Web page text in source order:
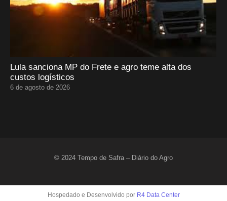
Lula sanciona MP do Frete e agro teme alta dos
custos logísticos
6 de agosto de 2026
© 2024 Tempo de Safra – Diário do Agro
Hospedado e Desenvolvido por R4 Data Center